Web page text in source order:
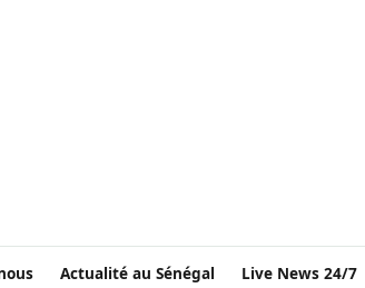
Actualité au Sénégal Live News 24/7